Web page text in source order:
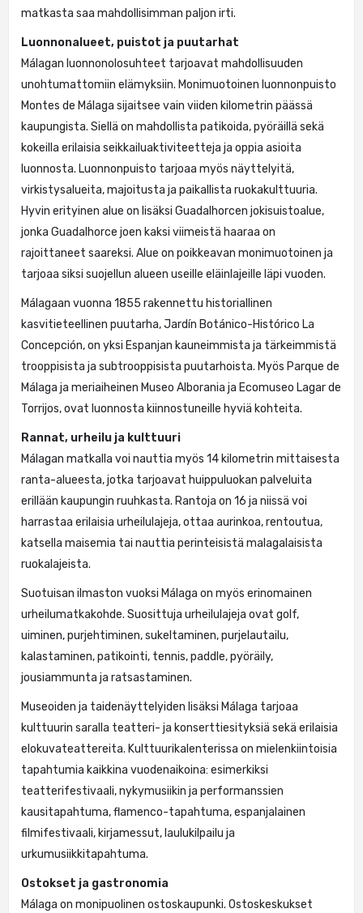
matkasta saa mahdollisimman paljon irti.
Luonnonalueet, puistot ja puutarhat
Málagan luonnonolosuhteet tarjoavat mahdollisuuden
unohtumattomiin elämyksiin. Monimuotoinen luonnonpuisto
Montes de Málaga sijaitsee vain viiden kilometrin päässä
kaupungista. Siellä on mahdollista patikoida, pyöräillä sekä
kokeilla erilaisia seikkailuaktiviteetteja ja oppia asioita
luonnosta. Luonnonpuisto tarjoaa myös näyttelyitä,
virkistysalueita, majoitusta ja paikallista ruokakulttuuria.
Hyvin erityinen alue on lisäksi Guadalhorcen jokisuistoalue,
jonka Guadalhorce joen kaksi viimeistä haaraa on
rajoittaneet saareksi. Alue on poikkeavan monimuotoinen ja
tarjoaa siksi suojellun alueen useille eläinlajeille läpi vuoden.
Málagaan vuonna 1855 rakennettu historiallinen
kasvitieteellinen puutarha, Jardín Botánico-Histórico La
Concepción, on yksi Espanjan kauneimmista ja tärkeimmistä
trooppisista ja subtrooppisista puutarhoista. Myös Parque de
Málaga ja meriaiheinen Museo Alborania ja Ecomuseo Lagar de
Torrijos, ovat luonnosta kiinnostuneille hyviä kohteita.
Rannat, urheilu ja kulttuuri
Málagan matkalla voi nauttia myös 14 kilometrin mittaisesta
ranta-alueesta, jotka tarjoavat huippuluokan palveluita
erillään kaupungin ruuhkasta. Rantoja on 16 ja niissä voi
harrastaa erilaisia urheilulajeja, ottaa aurinkoa, rentoutua,
katsella maisemia tai nauttia perinteisistä malagalaisista
ruokalajeista.
Suotuisan ilmaston vuoksi Málaga on myös erinomainen
urheilumatkakohde. Suosittuja urheilulajeja ovat golf,
uiminen, purjehtiminen, sukeltaminen, purjelautailu,
kalastaminen, patikointi, tennis, paddle, pyöräily,
jousiammunta ja ratsastaminen.
Museoiden ja taidenäyttelyiden lisäksi Málaga tarjoaa
kulttuurin saralla teatteri- ja konserttiesityksiä sekä erilaisia
elokuvateattereita. Kulttuurikalenterissa on mielenkiintoisia
tapahtumia kaikkina vuodenaikoina: esimerkiksi
teatterifestivaali, nykymusiikin ja performanssien
kausitapahtuma, flamenco-tapahtuma, espanjalainen
filmifestivaali, kirjamessut, laulukilpailu ja
urkumusiikkitapahtuma.
Ostokset ja gastronomia
Málaga on monipuolinen ostoskaupunki. Ostoskeskukset